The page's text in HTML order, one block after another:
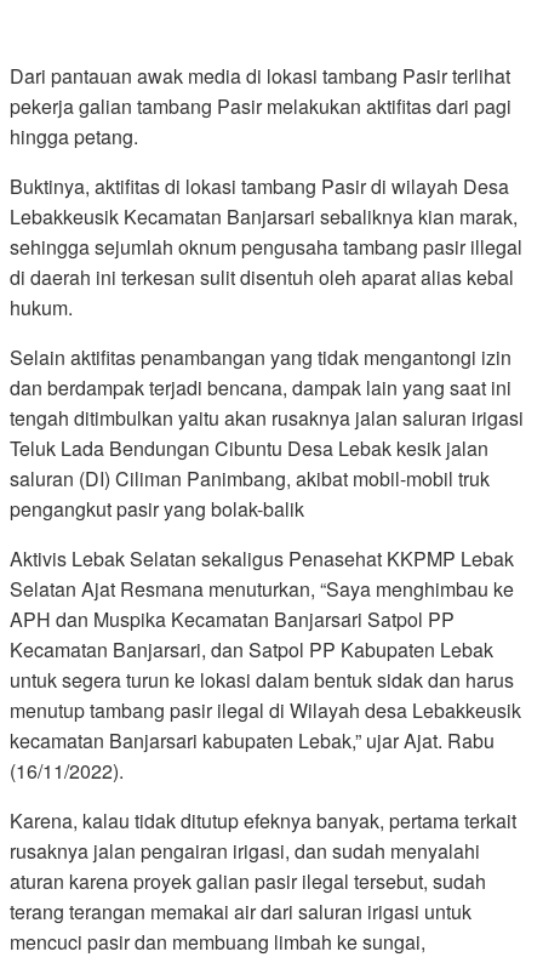
Dari pantauan awak media di lokasi tambang Pasir terlihat
pekerja galian tambang Pasir melakukan aktifitas dari pagi
hingga petang.
Buktinya, aktifitas di lokasi tambang Pasir di wilayah Desa
Lebakkeusik Kecamatan Banjarsari sebaliknya kian marak,
sehingga sejumlah oknum pengusaha tambang pasir illegal
di daerah ini terkesan sulit disentuh oleh aparat alias kebal
hukum.
Selain aktifitas penambangan yang tidak mengantongi izin
dan berdampak terjadi bencana, dampak lain yang saat ini
tengah ditimbulkan yaitu akan rusaknya jalan saluran irigasi
Teluk Lada Bendungan Cibuntu Desa Lebak kesik jalan
saluran (DI) Ciliman Panimbang, akibat mobil-mobil truk
pengangkut pasir yang bolak-balik
Aktivis Lebak Selatan sekaligus Penasehat KKPMP Lebak
Selatan Ajat Resmana menuturkan, “Saya menghimbau ke
APH dan Muspika Kecamatan Banjarsari Satpol PP
Kecamatan Banjarsari, dan Satpol PP Kabupaten Lebak
untuk segera turun ke lokasi dalam bentuk sidak dan harus
menutup tambang pasir ilegal di Wilayah desa Lebakkeusik
kecamatan Banjarsari kabupaten Lebak,” ujar Ajat. Rabu
(16/11/2022).
Karena, kalau tidak ditutup efeknya banyak, pertama terkait
rusaknya jalan pengairan irigasi, dan sudah menyalahi
aturan karena proyek galian pasir ilegal tersebut, sudah
terang terangan memakai air dari saluran irigasi untuk
mencuci pasir dan membuang limbah ke sungai,